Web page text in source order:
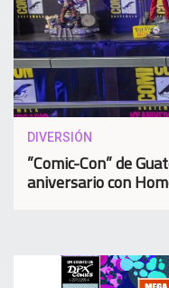
DIVERSIÓN
”Comic-Con” de
aniversario con